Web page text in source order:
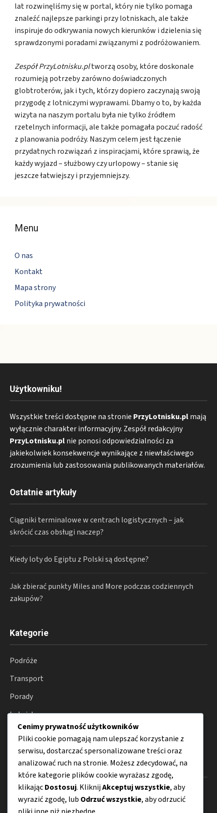
lat rozwinęliśmy się w portal, który nie tylko pomaga
znaleźć najlepsze parkingi przy lotniskach, ale także
inspiruje do odkrywania nowych kierunków i dzielenia się
sprawdzonymi poradami związanymi z podróżowaniem.
Zespół PrzyLotnisku.pltworzą osoby, które doskonale
rozumieją potrzeby zarówno doświadczonych
globtroterów, jak i tych, którzy dopiero zaczynają swoją
przygodę z lotniczymi wyprawami. Dbamy o to, by każda
wizyta na naszym portalu była nie tylko źródłem
rzetelnych informacji, ale także pomagała poczuć radość
z planowania podróży. Naszym celem jest łączenie
przydatnych rozwiązań z inspiracjami, które sprawią, że
każdy wyjazd – służbowy czy urlopowy – stanie się
jeszcze łatwiejszy i przyjemniejszy.
Menu
O nas
Kontakt
Mapa strony
Polityka prywatności
Użytkowniku!
Wszystkie treści dostępne na stronie PrzyLotnisku.plmają
wyłącznie charakter informacyjny. Zespół redakcyjny
PrzyLotnisku.plnie ponosi odpowiedzialności za
jakiekolwiek konsekwencje wynikające z niewłaściwego
zrozumienia lub zastosowania publikowanych materiałów.
Ostatnie artykuły
Ciągniki terminalowe w centrach logistycznych – jak
skrócić czas obsługi naczep?
Kiedy loty do Egiptu z Polski są dostępne?
Jak zbierać punkty Miles and More podczas codziennych
zakupów?
Kategorie
Podróże
Transport
Porady
Lotnictwo
Parkingi
Menu
O nas
Cenimy prywatność użytkowników
Pliki cookie pomagają nam ulepszać korzystanie z
serwisu, dostarczać spersonalizowane treści oraz
analizować ruch na stronie. Możesz zdecydować, na
które kategorie plików cookie wyrażasz zgodę,
klikającDostosuj. KliknijAkceptuj wszystkie, aby
wyrazić zgodę, lub Odrzuć wszystkie, aby odrzucić